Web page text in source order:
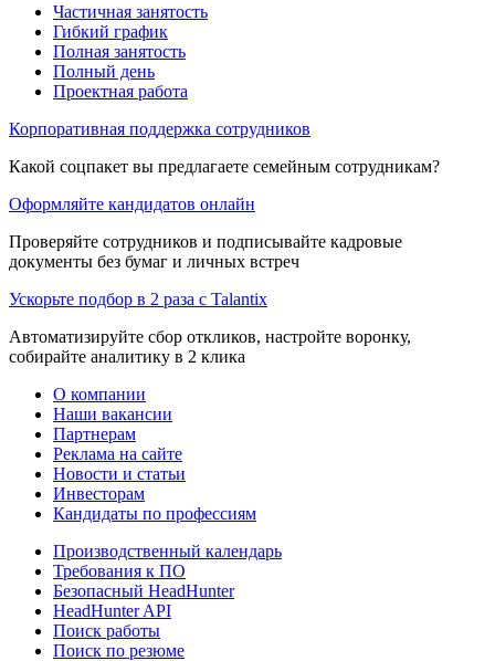
Частичная занятость
Гибкий график
Полная занятость
Полный день
Проектная работа
Корпоративная поддержка сотрудников
Какой соцпакет вы предлагаете семейным сотрудникам?
Оформляйте кандидатов онлайн
Проверяйте сотрудников и подписывайте кадровые
документы без бумаг и личных встреч
Ускорьте подбор в 2 раза с Talantix
Автоматизируйте сбор откликов, настройте воронку,
собирайте аналитику в 2 клика
О компании
Наши вакансии
Партнерам
Реклама на сайте
Новости и статьи
Инвесторам
Кандидаты по профессиям
Производственный календарь
Требования к ПО
Безопасный HeadHunter
HeadHunter API
Поиск работы
Поиск по резюме